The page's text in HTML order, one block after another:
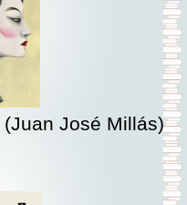
(Juan José Millás)